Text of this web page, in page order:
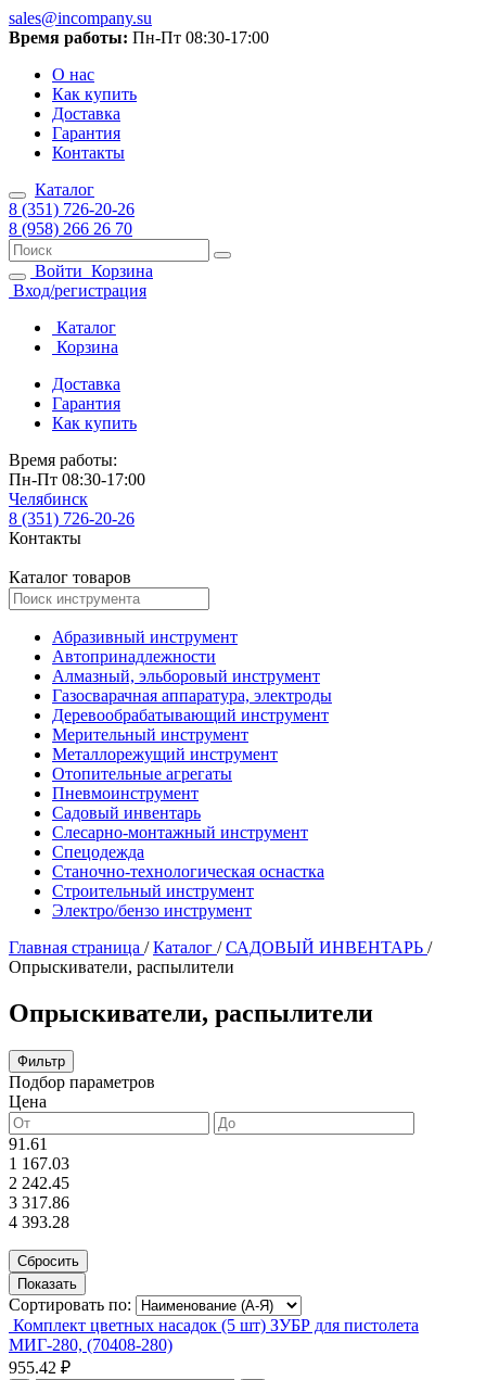
sales@incompany.su
Время работы: Пн-Пт 08:30-17:00
О нас
Как купить
Доставка
Гарантия
Контакты
Каталог
8 (351) 726-20-26
8 (958) 266 26 70
Войти Корзина
Вход/регистрация
Каталог
Корзина
Доставка
Гарантия
Как купить
Время работы:
Пн-Пт 08:30-17:00
Челябинск
8 (351) 726-20-26
Контакты
Каталог товаров
Абразивный инструмент
Автопринадлежности
Алмазный, эльборовый инструмент
Газосварачная аппаратура, электроды
Деревообрабатывающий инструмент
Мерительный инструмент
Металлорежущий инструмент
Отопительные агрегаты
Пневмоинструмент
Садовый инвентарь
Слесарно-монтажный инструмент
Спецодежда
Станочно-технологическая оснастка
Строительный инструмент
Электро/бензо инструмент
Главная страница / Каталог / САДОВЫЙ ИНВЕНТАРЬ /
Опрыскиватели, распылители
Опрыскиватели, распылители
Фильтр
Подбор параметров
Цена
91.61
1 167.03
2 242.45
3 317.86
4 393.28
Сортировать по:
Комплект цветных насадок (5 шт) ЗУБР для пистолета
МИГ-280, (70408-280)
955.42 ₽